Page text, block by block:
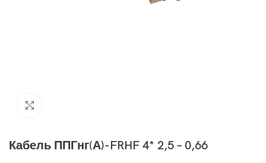
Кабель ППГнг(А)-FRHF 4* 2,5 – 0,66